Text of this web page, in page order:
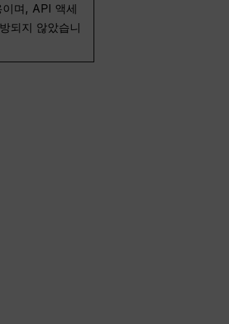
며, API 액세
되지 않았습니